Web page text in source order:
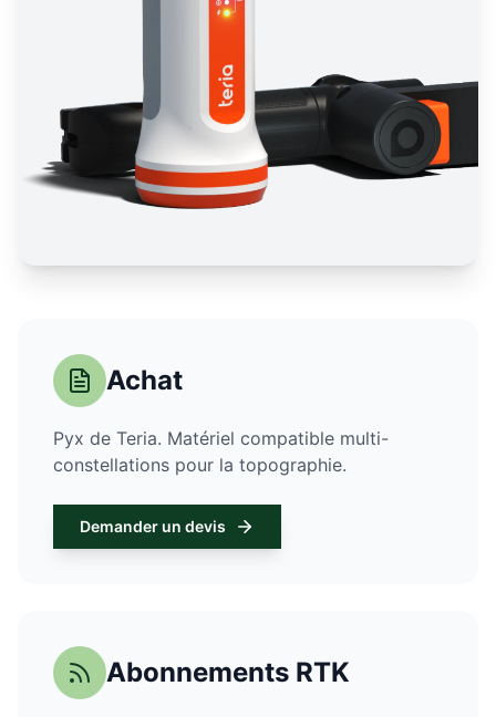
Achat
Pyx de Teria. Matériel compatible multi-
constellations pour la topographie.
Demander un devis
Abonnements RTK